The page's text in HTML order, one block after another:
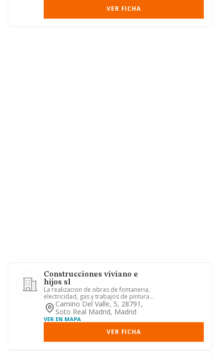
VER FICHA
Construcciones viviano e
hijos sl
La realizacion de obras de fontaneria,
electricidad, gas y trabajos de pintura
preparaciones de tod...
Camino Del Valle, 5, 28791,
Soto Real Madrid, Madrid
VER EN MAPA
VER FICHA